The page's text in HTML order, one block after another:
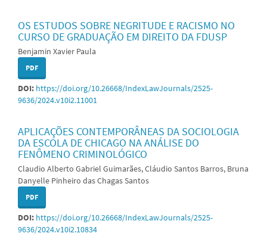
OS ESTUDOS SOBRE NEGRITUDE E RACISMO NO
CURSO DE GRADUAÇÃO EM DIREITO DA FDUSP
Benjamin Xavier Paula
PDF
DOI: https://doi.org/10.26668/IndexLawJournals/2525-
9636/2024.v10i2.11001
APLICAÇÕES CONTEMPORÂNEAS DA SOCIOLOGIA
DA ESCOLA DE CHICAGO NA ANÁLISE DO
FENÔMENO CRIMINOLÓGICO
Claudio Alberto Gabriel Guimarães, Cláudio Santos Barros, Bruna
Danyelle Pinheiro das Chagas Santos
PDF
DOI: https://doi.org/10.26668/IndexLawJournals/2525-
9636/2024.v10i2.10834